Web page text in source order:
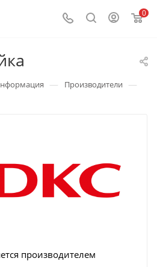
0
— Производители —
производителем